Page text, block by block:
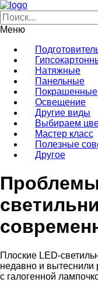
Меню
Натяжные
Панельные
Покрашенные
Освещение
Другие виды
Выбираем
Мастер класс
Полезные
Другое
Плоские LED-
недавно и вытеснили
с галогенной